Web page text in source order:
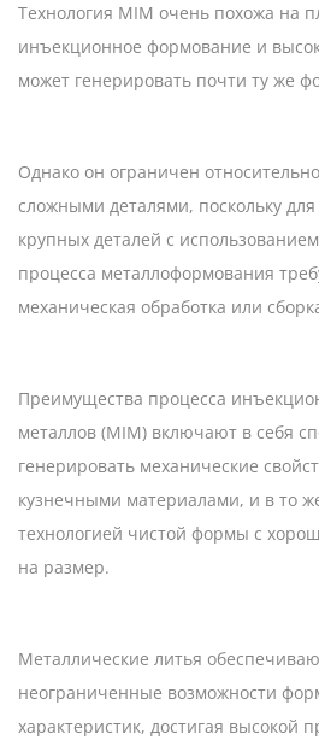
Технология MIM очень похожа на
инъекционное формование и
может генерировать почти ту же
Однако он ограничен
сложными деталями, поскольку для
крупных деталей с
процесса металлоформования
механическая обработка или
Преимущества процесса
металлов (MIM) включают в себя
генерировать механические
кузнечными материалами, и в то
технологией чистой формы с
на размер.
Металлические литья
неограниченные возможности
характеристик, достигая высокой